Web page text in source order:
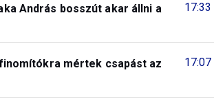
17:33
András bosszút akar állni a
17:07
mértek csapást az